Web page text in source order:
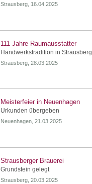
Strausberg, 16.04.2025
111 Jahre Raumausstatter
Handwerkstradition in Strausberg
Strausberg, 28.03.2025
Meisterfeier in Neuenhagen
Urkunden übergeben
Neuenhagen, 21.03.2025
Strausberger Brauerei
Grundstein gelegt
Strausberg, 20.03.2025